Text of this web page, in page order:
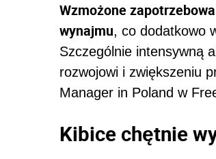
Wzmożone
wynajmu, co dodatkowo
Szczególnie intensywną
rozwojowi i zwiększeniu
Manager in Poland w
Kibice chętnie